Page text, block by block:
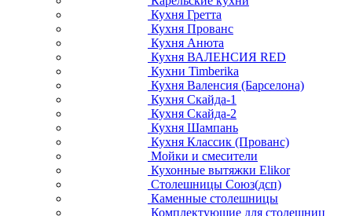
Кухня Гретта
Кухня Прованс
Кухня Анюта
Кухня ВАЛЕНСИЯ RED
Кухни Timberika
Кухня Валенсия (Барселона)
Кухня Скайда-1
Кухня Скайда-2
Кухня Шампань
Кухня Классик (Прованс)
Мойки и смесители
Кухонные вытяжки Elikor
Столешницы Союз(дсп)
Каменные столешницы
Комплектующие для столешниц